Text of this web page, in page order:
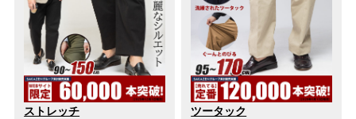
ストレッチ
ツータック